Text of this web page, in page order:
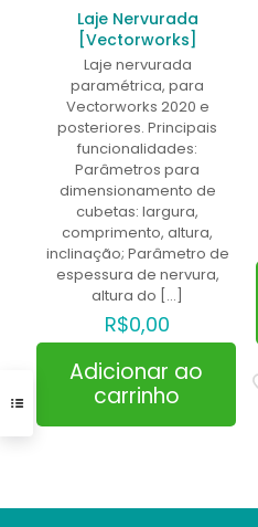
Laje Nervurada
[Vectorworks]
Laje nervurada
paramétrica, para
Vectorworks 2020 e
posteriores. Principais
funcionalidades:
Parâmetros para
dimensionamento de
cubetas: largura,
comprimento, altura,
inclinação; Parâmetro de
espessura de nervura,
altura do […]
R$0,00
Adicionar ao
carrinho